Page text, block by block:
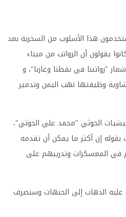
هذا الأسلوب من السخرية بعد
يقولون أن الرواتب من ميناء
"رواتبنا في نفطنا وغازنا"، و
وظيفتها نهب اليمن وتدمير
الحوثي "محمد علي الحوثي"،
بقوله إن أكثر ما يمكن أن تقدمه
في المعسكرات وتدريبهم على
عليه الذهاب إلى الجبهات وسنصرف